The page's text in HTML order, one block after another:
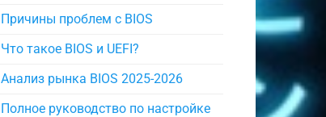
Причины проблем с BIOS
Что такое BIOS и UEFI?
Анализ рынка BIOS 2025-2026
Полное руководство по настройке